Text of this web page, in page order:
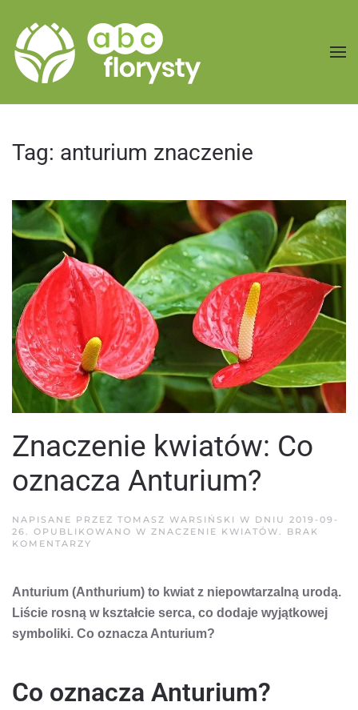
Przejdź do treści głównej
Tag: anturium znaczenie
Znaczenie kwiatów: Co
oznacza Anturium?
NAPISANE PRZEZ TOMASZ WARSIŃSKI W DNIU 2019-09-
26. OPUBLIKOWANO W ZNACZENIE KWIATÓW. BRAK
KOMENTARZY
OZNACZA
Anturium (Anthurium) to kwiat z niepowtarzalną urodą.
Liście rosną w kształcie serca, co dodaje wyjątkowej
symboliki. Co oznacza Anturium?
Co oznacza Anturium?